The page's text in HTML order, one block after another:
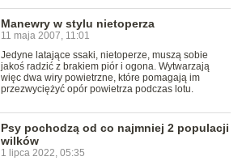
Manewry w stylu nietoperza
11 maja 2007, 11:01
Jedyne latające ssaki, nietoperze, muszą sobie
jakoś radzić z brakiem piór i ogona. Wytwarzają
więc dwa wiry powietrzne, które pomagają im
przezwyciężyć opór powietrza podczas lotu.
Psy pochodzą od co najmniej 2 populacji
wilków
1 lipca 2022, 05:35